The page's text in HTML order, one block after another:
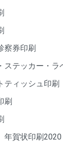
察券印刷
ステッカー・ラ
ティッシュ印刷
刷
年賀状印刷2020